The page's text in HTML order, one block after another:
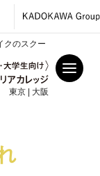
クのスクー
東京 | 大阪